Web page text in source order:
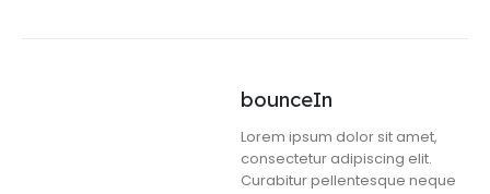
bounceIn
Lorem ipsum dolor sit amet,
consectetur adipiscing elit.
Curabitur pellentesque neque